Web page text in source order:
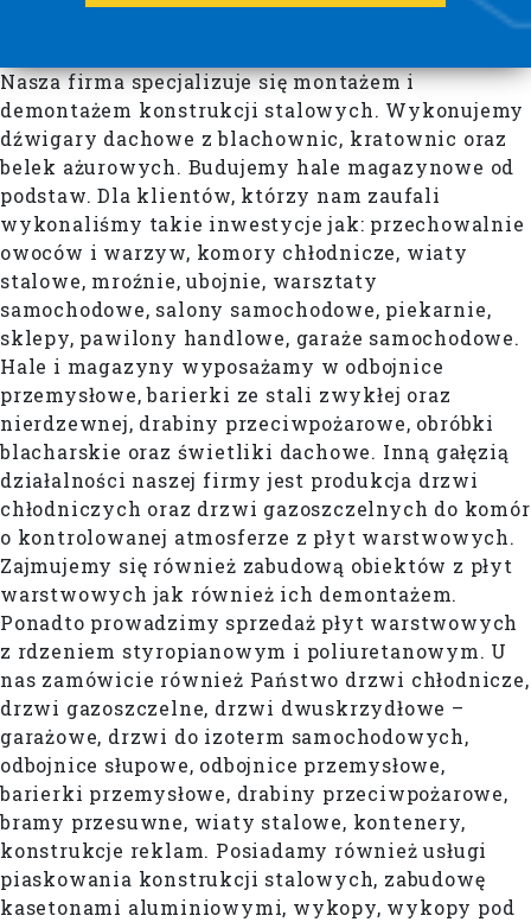
Nasza firma specjalizuje się montażem i
demontażem konstrukcji stalowych. Wykonujemy
dźwigary dachowe z blachownic, kratownic oraz
belek ażurowych. Budujemy hale magazynowe od
podstaw. Dla klientów, którzy nam zaufali
wykonaliśmy takie inwestycje jak: przechowalnie
owoców i warzyw, komory chłodnicze, wiaty
stalowe, mroźnie, ubojnie, warsztaty
samochodowe, salony samochodowe, piekarnie,
sklepy, pawilony handlowe, garaże samochodowe.
Hale i magazyny wyposażamy w odbojnice
przemysłowe, barierki ze stali zwykłej oraz
nierdzewnej, drabiny przeciwpożarowe, obróbki
blacharskie oraz świetliki dachowe. Inną gałęzią
działalności naszej firmy jest produkcja drzwi
chłodniczych oraz drzwi gazoszczelnych do komór
o kontrolowanej atmosferze z płyt warstwowych.
Zajmujemy się również zabudową obiektów z płyt
warstwowych jak również ich demontażem.
Ponadto prowadzimy sprzedaż płyt warstwowych
z rdzeniem styropianowym i poliuretanowym. U
nas zamówicie również Państwo drzwi chłodnicze,
drzwi gazoszczelne, drzwi dwuskrzydłowe –
garażowe, drzwi do izoterm samochodowych,
odbojnice słupowe, odbojnice przemysłowe,
barierki przemysłowe, drabiny przeciwpożarowe,
bramy przesuwne, wiaty stalowe, kontenery,
konstrukcje reklam. Posiadamy również usługi
piaskowania konstrukcji stalowych, zabudowę
kasetonami aluminiowymi, wykopy, wykopy pod